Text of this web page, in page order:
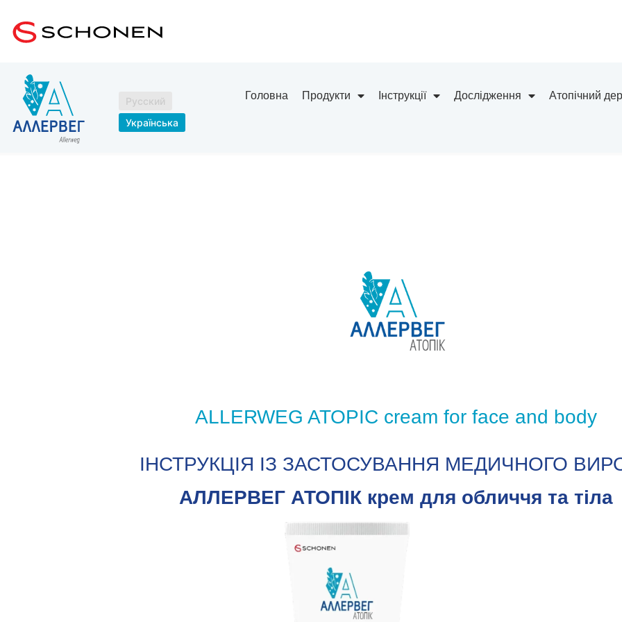
Русский
Українська
Головна Продукти Інструкції Дослідження Атопічний
ALLERWEG ATOPIC cream for face and body
ІНСТРУКЦІЯ ІЗ ЗАСТОСУВАННЯ МЕДИЧНОГО
АЛЛЕРВЕГ АТОПІК крем для обличчя та тіла